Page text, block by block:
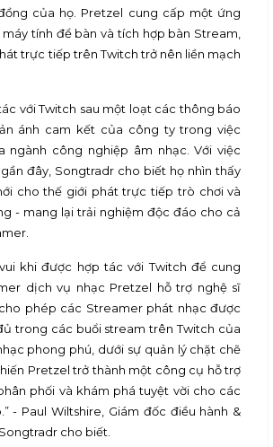
của họ. Pretzel cung cấp một ứng
tính để bàn và tích hợp bàn Stream,
trực tiếp trên Twitch trở nên liền mạch
với Twitch sau một loạt các thông báo
ánh cam kết của công ty trong việc
ngành công nghiệp âm nhạc. Với việc
đây, Songtradr cho biết họ nhìn thấy
cho thế giới phát trực tiếp trò chơi và
- mang lại trải nghiệm độc đáo cho cả
khi được hợp tác với Twitch để cung
dịch vụ nhạc Pretzel hỗ trợ nghệ sĩ
phép các Streamer phát nhạc được
trong các buổi stream trên Twitch của
phong phú, dưới sự quản lý chặt chẽ
Pretzel trở thành một công cụ hỗ trợ
phối và khám phá tuyệt vời cho các
- Paul Wiltshire, Giám đốc điều hành &
cho biết.